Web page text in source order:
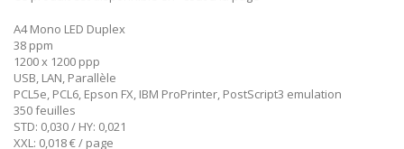
A4 Mono LED Duplex
38 ppm
1200 x 1200 ppp
USB, LAN, Parallèle
PCL5e, PCL6, Epson FX, IBM ProPrinter, PostScript3 emulation
350 feuilles
STD: 0,030 / HY: 0,021
XXL: 0,018 € / page